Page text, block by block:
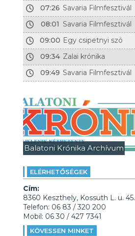
07:26 Savaria Filmfesztivál
08:01 Savaria Filmfesztivál
09:00 Egy csipetnyi szó
09:34 Zalai krónika
09:49 Savaria Filmfesztivál
Balatoni Krónika Archívum
ELÉRHETŐSÉGEK
Cím:
8360 Keszthely, Kossuth L. u. 45.
Telefon: 06 83 / 320 200
Mobil: 06 30 / 427 7341
KÖVESSEN MINKET